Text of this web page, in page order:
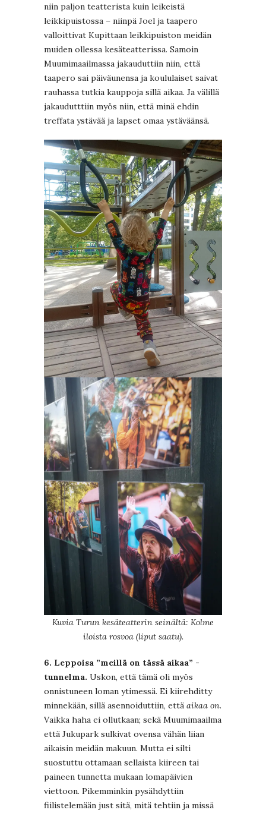
niin paljon teatterista kuin leikeistä
leikkipuistossa – niinpä Joel ja taapero
valloittivat Kupittaan leikkipuiston meidän
muiden ollessa kesäteatterissa. Samoin
Muumimaailmassa jakauduttiin niin, että
taapero sai päiväunensa ja koululaiset saivat
rauhassa tutkia kauppoja sillä aikaa. Ja välillä
jakaudutttiin myös niin, että minä ehdin
treffata ystävää ja lapset omaa ystäväänsä.
Kuvia Turun kesäteatterin seinältä: Kolme
iloista rosvoa (liput saatu).
6. Leppoisa ”meillä on tässä aikaa” -
tunnelma. Uskon, että tämä oli myös
onnistuneen loman ytimessä. Ei kiirehditty
minnekään, sillä asennoiduttiin, että aikaa on.
Vaikka haha ei ollutkaan; sekä Muumimaailma
että Jukupark sulkivat ovensa vähän liian
aikaisin meidän makuun. Mutta ei silti
suostuttu ottamaan sellaista kiireen tai
paineen tunnetta mukaan lomapäivien
viettoon. Pikemminkin pysähdyttiin
fiilistelemään just sitä, mitä tehtiin ja missä